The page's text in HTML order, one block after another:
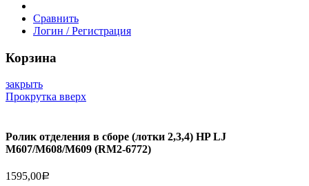
Сравнить
Логин / Регистрация
Корзина
закрыть
Прокрутка вверх
Ролик отделения в сборе (лотки 2,3,4) HP LJ
M607/M608/M609 (RM2-6772)
1595,00Р